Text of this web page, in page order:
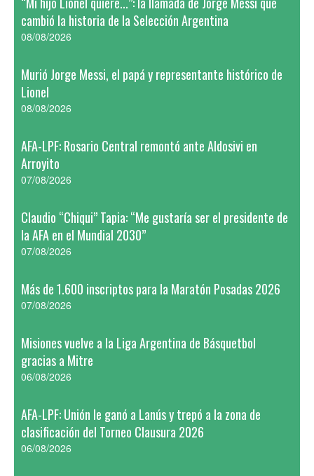
cambió la historia de la Selección Argentina
08/08/2026
Murió Jorge Messi, el papá y representante histórico de
Lionel
08/08/2026
AFA-LPF: Rosario Central remontó ante Aldosivi en
Arroyito
07/08/2026
Claudio “Chiqui” Tapia: “Me gustaría ser el presidente de
la AFA en el Mundial 2030”
07/08/2026
Más de 1.600 inscriptos para la Maratón Posadas 2026
07/08/2026
Misiones vuelve a la Liga Argentina de Básquetbol
gracias a Mitre
06/08/2026
AFA-LPF: Unión le ganó a Lanús y trepó a la zona de
clasificación del Torneo Clausura 2026
06/08/2026